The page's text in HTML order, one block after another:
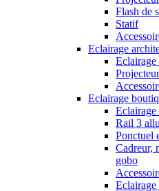
Flash de
Statif
Eclairage
Eclairage
Eclairage
Eclairage
Rail 3
Ponctuel
Cadreur,
gobo